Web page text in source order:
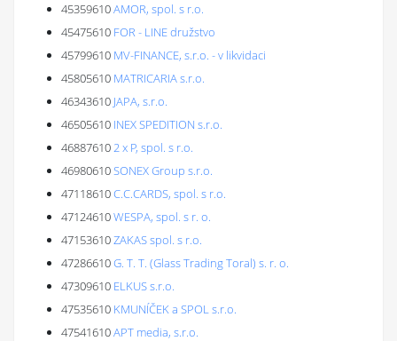
45359610AMOR, spol. s r.o.
45475610 FOR - LINE družstvo
45799610 MV-FINANCE, s.r.o. - v likvidaci
45805610 MATRICARIA s.r.o.
46343610 JAPA, s.r.o.
46505610 INEX SPEDITION s.r.o.
468876102 x P, spol. s r.o.
46980610SONEX Group s.r.o.
47118610C.C.CARDS, spol. s r.o.
47124610WESPA, spol. s r. o.
47153610ZAKAS spol. s r.o.
47286610G. T. T. (Glass Trading Toral) s. r. o.
47309610 ELKUS s.r.o.
47535610 KMUNÍČEK a SPOL s.r.o.
47541610APT media, s.r.o.